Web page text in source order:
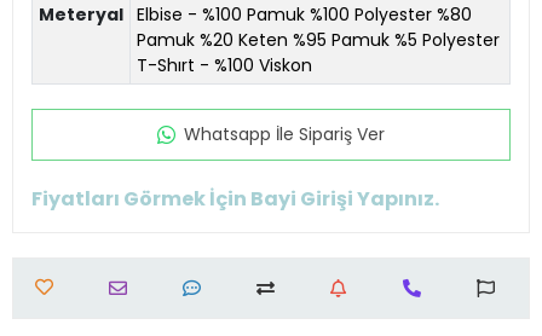
Meteryal Elbise - %100 Pamuk %100 Polyester %80
Pamuk %20 Keten %95 Pamuk %5 Polyester
T-Shırt - %100 Viskon
Whatsapp İle Sipariş Ver
Fiyatları Görmek İçin Bayi Girişi Yapınız.